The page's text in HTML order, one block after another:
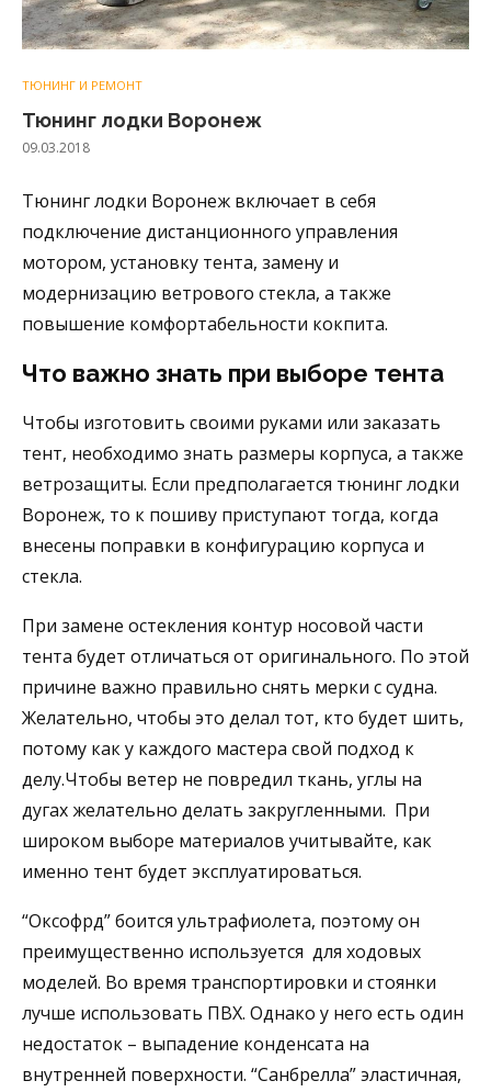
ТЮНИНГ И РЕМОНТ
Тюнинг лодки Воронеж
09.03.2018
Тюнинг лодки Воронеж включает в себя
подключение дистанционного управления
мотором, установку тента, замену и
модернизацию ветрового стекла, а также
повышение комфортабельности кокпита.
Что важно знать при выборе тента
Чтобы изготовить своими руками или заказать
тент, необходимо знать размеры корпуса, а также
ветрозащиты. Если предполагается тюнинг лодки
Воронеж, то к пошиву приступают тогда, когда
внесены поправки в конфигурацию корпуса и
стекла.
При замене остекления контур носовой части
тента будет отличаться от оригинального. По этой
причине важно правильно снять мерки с судна.
Желательно, чтобы это делал тот, кто будет шить,
потому как у каждого мастера свой подход к
делу.Чтобы ветер не повредил ткань, углы на
дугах желательно делать закругленными. При
широком выборе материалов учитывайте, как
именно тент будет эксплуатироваться.
“Оксофрд” боится ультрафиолета, поэтому он
преимущественно используется для ходовых
моделей. Во время транспортировки и стоянки
лучше использовать ПВХ. Однако у него есть один
недостаток – выпадение конденсата на
внутренней поверхности. “Санбрелла” эластичная,